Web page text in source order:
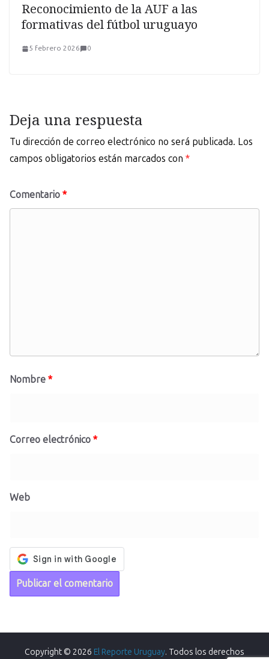
Reconocimiento de la AUF a las
formativas del fútbol uruguayo
5 febrero 2026 0
Deja una respuesta
Tu dirección de correo electrónico no será publicada. Los
campos obligatorios están marcados con *
Comentario *
Nombre *
Correo electrónico *
Web
Copyright © 2026 El Reporte Uruguay. Todos los derechos